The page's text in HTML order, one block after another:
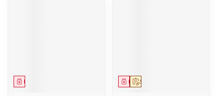
Médicament Sur prescription
Médicament